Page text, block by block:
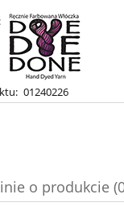
Najniższa
01240226
o produkcie